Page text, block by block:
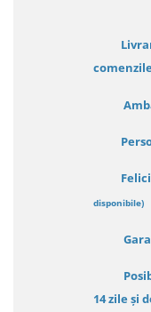
disponibile)
14 zileși